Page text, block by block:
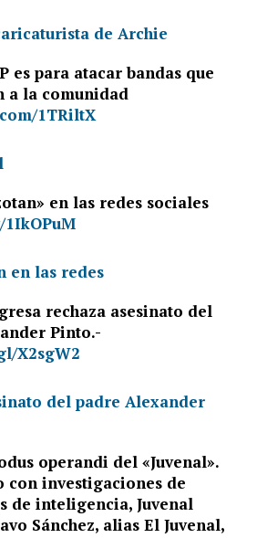
es para atacar bandas que
a la comunidad
1TRiltX
en las redes sociales
rechaza asesinato del
Pinto.-
X2sgW2
operandi del «Juvenal».
con investigaciones de
de inteligencia, Juvenal
Sánchez, alias El Juvenal,